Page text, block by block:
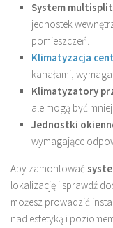
System multisplit
jednostek
pomieszczeń.
Klimatyzacja
kanałami,
Klimatyzatory
ale mogą być
Jednostki
wymagające
Aby zamontować
lokalizację i sprawdź
możesz prowadzić
nad estetyką i